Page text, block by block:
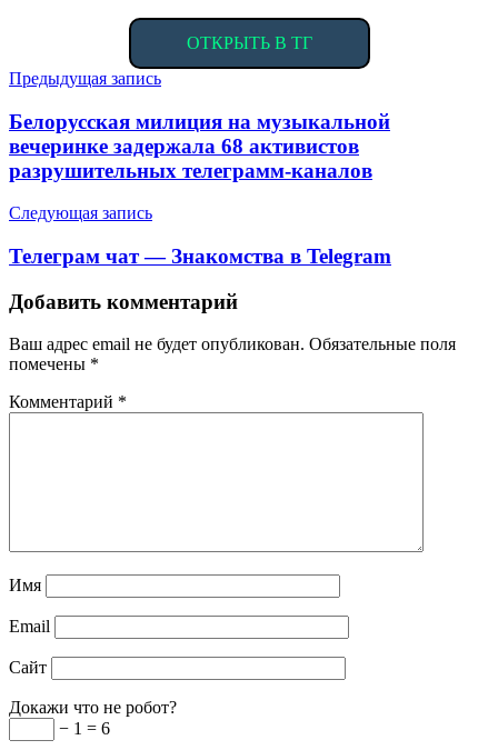
ОТКРЫТЬ В ТГ
Навигация
по
записям
Предыдущая запись
Белорусская милиция на музыкальной
вечеринке задержала 68 активистов
разрушительных телеграмм-каналов
Следующая запись
Телеграм чат — Знакомства в Telegram
Добавить комментарий
Ваш адрес email не будет опубликован. Обязательные поля
помечены *
Комментарий *
Имя
Email
Сайт
Докажи что не робот?
− 1 = 6